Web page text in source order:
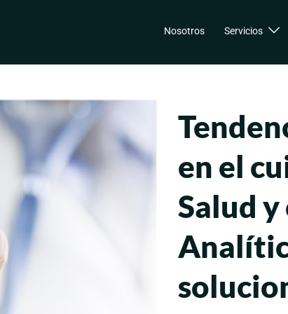
Nosotros Servicios
en el
Salud y